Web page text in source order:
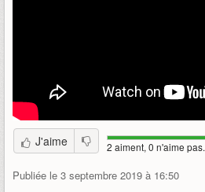
J'aime 2 aiment, 0 n'aime pas.
Publiée le 3 septembre 2019 à 16:50